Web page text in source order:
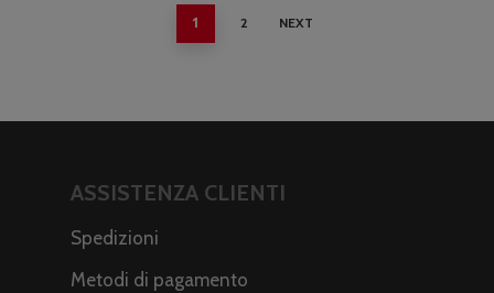
1 2 NEXT
ASSISTENZA CLIENTI
Spedizioni
Metodi di pagamento